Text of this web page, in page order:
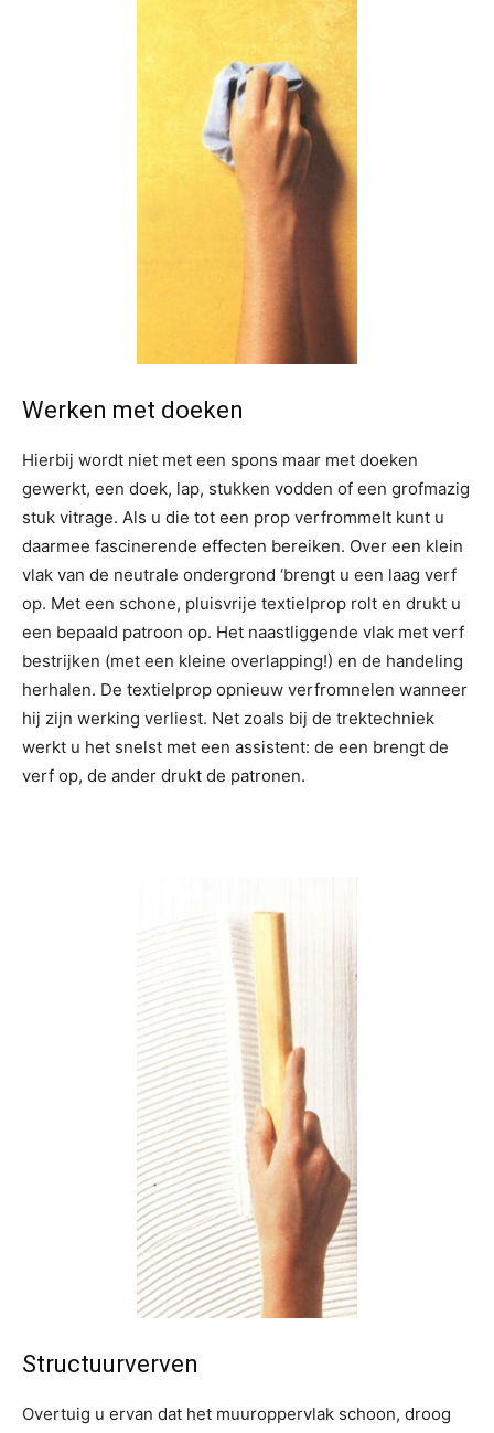
Werken met doeken
Hierbij wordt niet met een spons maar met doeken
gewerkt, een doek, lap, stukken vodden of een grofmazig
stuk vitrage. Als u die tot een prop verfrommelt kunt u
daarmee fascinerende effecten bereiken. Over een klein
vlak van de neutrale ondergrond ‘brengt u een laag verf
op. Met een schone, pluisvrije textielprop rolt en drukt u
een bepaald patroon op. Het naastliggende vlak met verf
bestrijken (met een kleine overlapping!) en de handeling
herhalen. De textielprop opnieuw verfromnelen wanneer
hij zijn werking verliest. Net zoals bij de trektechniek
werkt u het snelst met een assistent: de een brengt de
verf op, de ander drukt de patronen.
Structuurverven
Overtuig u ervan dat het muuroppervlak schoon, droog